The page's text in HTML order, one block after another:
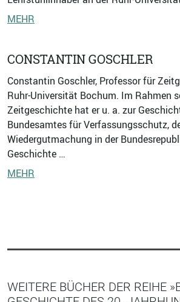
MEHR
CONSTANTIN GOSCHLER
Constantin Goschler, Professor für
Ruhr-Universität Bochum. Im Rahmen
Zeitgeschichte hat er u. a. zur
Bundesamtes für Verfassungsschutz,
Wiedergutmachung in der
Geschichte …
MEHR
WEITERE BÜCHER DER REIHE